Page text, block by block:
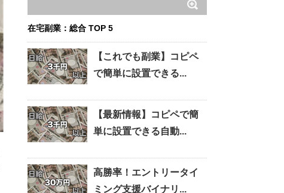
在宅副業：総合 TOP 5
【これでも副業】コピペ
で簡単に設置できる...
【最新情報】コピペで簡
単に設置できる自動...
高勝率！エントリータイ
ミング支援バイナリ...